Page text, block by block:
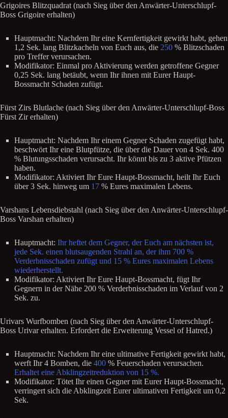
Grigoires Blitzquadrat (nach Sieg über den Anwärter-Unterschlupf-
Boss Grigoire erhalten)
Hauptmacht: Nachdem Ihr eine Kernfertigkeit gewirkt habt, gehen
1,2 Sek. lang Blitzkacheln von Euch aus, die 250 % Blitzschaden
pro Treffer verursachen.
Modifikator: Einmal pro Aktivierung werden getroffene Gegner
0,25 Sek. lang betäubt, wenn Ihr ihnen mit Eurer Haupt-
Bossmacht Schaden zufügt.
Fürst Zirs Blutlache (nach Sieg über den Anwärter-Unterschlupf-Boss
Fürst Zir erhalten)
Hauptmacht: Nachdem Ihr einem Gegner Schaden zugefügt habt,
beschwört Ihr eine Blutpfütze, die über die Dauer von 4 Sek. 400
% Blutungsschaden verursacht. Ihr könnt bis zu 3 aktive Pfützen
haben.
Modifikator: Aktiviert Ihr Eure Haupt-Bossmacht, heilt Ihr Euch
über 3 Sek. hinweg um 17 % Eures maximalen Lebens.
Varshans Lebensdiebstahl (nach Sieg über den Anwärter-Unterschlupf-
Boss Varshan erhalten)
Hauptmacht: Ihr heftet dem Gegner, der Euch am nächsten ist,
jede Sek. einen blutsaugenden Strahl an, der ihm 700 %
Verderbnisschaden zufügt und 15 % Eures maximalen Lebens
wiederherstellt.
Modifikator: Aktiviert Ihr Eure Haupt-Bossmacht, fügt Ihr
Gegnern in der Nähe 200 % Verderbnisschaden im Verlauf von 2
Sek. zu.
Urivars Wurfbomben (nach Sieg über den Anwärter-Unterschlupf-
Boss Urivar erhalten. Erfordert die Erweiterung Vessel of Hatred.)
Hauptmacht: Nachdem Ihr eine ultimative Fertigkeit gewirkt habt,
werft Ihr 4 Bomben, die 400 % Feuerschaden verursachen.
Erhaltet eine Abklingzeitreduktion von 15 %.
Modifikator: Tötet Ihr einen Gegner mit Eurer Haupt-Bossmacht,
verringert sich die Abklingzeit Eurer ultimativen Fertigkeit um 0,2
Sek.